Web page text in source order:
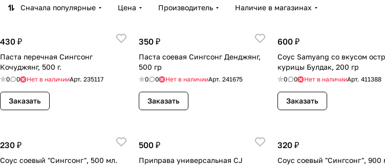
Сначала популярные Цена Производитель Наличие в магазинах
430 ₽
Паста перечная Сингсонг
Кочуджянг, 500 г.
0 0 Нет в наличииАрт. 235117
Заказать
350 ₽
Паста соевая Сингсонг Денджянг,
500 гр
0 0 Нет в наличииАрт.241675
Заказать
600 ₽
Соус Samyang со вкусом
курицы Булдак, 200 гр
0 0 Нет в наличииАрт.411388
Заказать
230 ₽
Соус соевый "Сингсонг", 500 мл.
500 ₽
Приправа универсальная CJ
320 ₽
Соус соевый "Сингсонг", 900